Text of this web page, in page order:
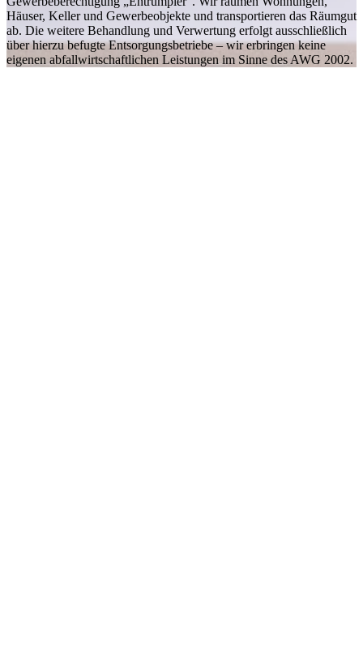
Häuser, Keller und Gewerbeobjekte und transportieren das Räumgut
ab. Die weitere Behandlung und Verwertung erfolgt ausschließlich
über hierzu befugte Entsorgungsbetriebe – wir erbringen keine
eigenen abfallwirtschaftlichen Leistungen im Sinne des AWG 2002.